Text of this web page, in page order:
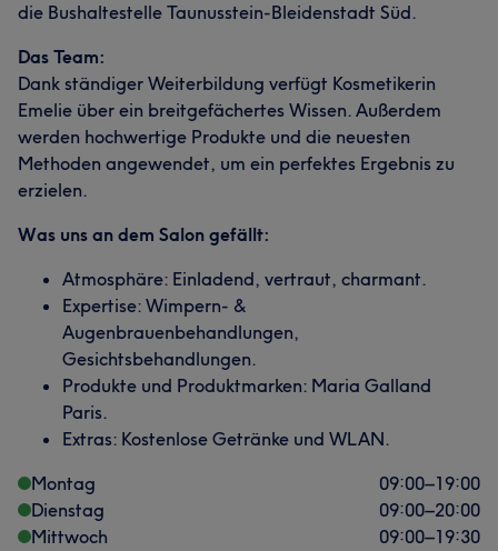
die Bushaltestelle Taunusstein-Bleidenstadt Süd.
Das Team:
Dank ständiger Weiterbildung verfügt Kosmetikerin
Emelie über ein breitgefächertes Wissen. Außerdem
werden hochwertige Produkte und die neuesten
Methoden angewendet, um ein perfektes Ergebnis zu
erzielen.
Was uns an dem Salon gefällt:
Atmosphäre: Einladend, vertraut, charmant.
Expertise: Wimpern- &
Augenbrauenbehandlungen,
Gesichtsbehandlungen.
Produkte und Produktmarken: Maria Galland
Paris.
Extras: Kostenlose Getränke und WLAN.
Montag
09:00–19:00
Dienstag
09:00–20:00
Mittwoch
09:00–19:30